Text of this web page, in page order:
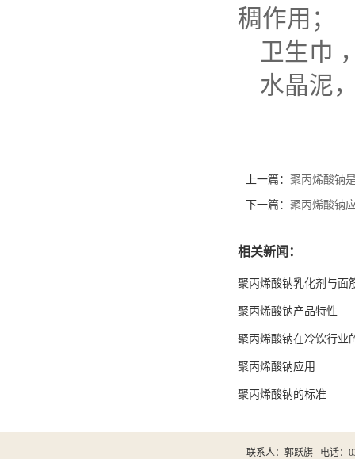
稠作用；
卫生巾
水晶泥
上一篇： 聚丙烯酸钠
下一篇： 聚丙烯酸钠
相关新闻：
聚丙烯酸钠乳化剂与面
聚丙烯酸钠产品特性
聚丙烯酸钠在冷饮行业
聚丙烯酸钠应用
聚丙烯酸钠的标准
联系人：郭跃旗 电话：